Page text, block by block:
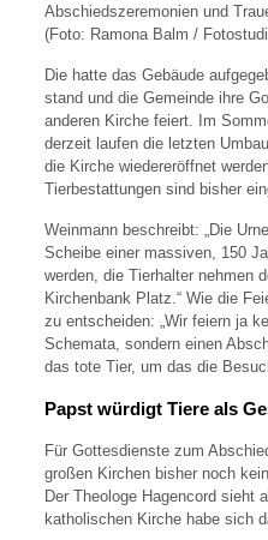
Abschiedszeremonien und
(Foto: Ramona Balm /
Die hatte das Gebäude
stand und die Gemeinde ihre
anderen Kirche feiert. Im
derzeit laufen die letzten
die Kirche wiedereröffnet
Tierbestattungen sind bisher
Weinmann beschreibt: „Die
Scheibe einer massiven, 150
werden, die Tierhalter nehmen
Kirchenbank Platz.“ Wie die
zu entscheiden: „Wir feiern ja
Schemata, sondern einen
das tote Tier, um das die
Papst würdigt Tiere als
Für Gottesdienste zum
großen Kirchen bisher noch
Der Theologe Hagencord sieht
katholischen Kirche habe sich